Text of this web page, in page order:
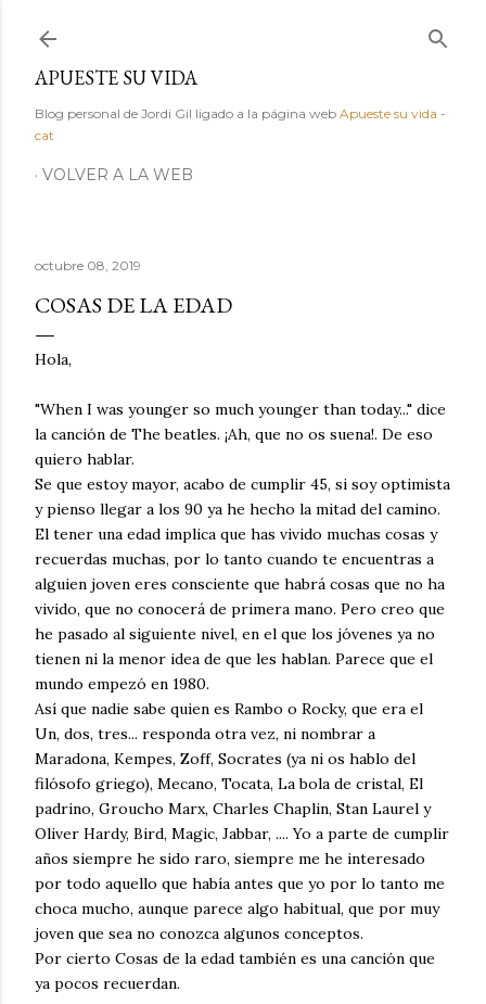
APUESTE SU VIDA
Blog personal de Jordi Gil ligado a la página web Apueste su vida -
cat
VOLVER A LA WEB
octubre 08, 2019
COSAS DE LA EDAD
Hola,
"When I was younger so much younger than today..." dice
la canción de The beatles. ¡Ah, que no os suena!. De eso
quiero hablar.
Se que estoy mayor, acabo de cumplir 45, si soy optimista
y pienso llegar a los 90 ya he hecho la mitad del camino.
El tener una edad implica que has vivido muchas cosas y
recuerdas muchas, por lo tanto cuando te encuentras a
alguien joven eres consciente que habrá cosas que no ha
vivido, que no conocerá de primera mano. Pero creo que
he pasado al siguiente nivel, en el que los jóvenes ya no
tienen ni la menor idea de que les hablan. Parece que el
mundo empezó en 1980.
Así que nadie sabe quien es Rambo o Rocky, que era el
Un, dos, tres... responda otra vez, ni nombrar a
Maradona, Kempes, Zoff, Socrates (ya ni os hablo del
filósofo griego), Mecano, Tocata, La bola de cristal, El
padrino, Groucho Marx, Charles Chaplin, Stan Laurel y
Oliver Hardy, Bird, Magic, Jabbar, .... Yo a parte de cumplir
años siempre he sido raro, siempre me he interesado
por todo aquello que había antes que yo por lo tanto me
choca mucho, aunque parece algo habitual, que por muy
joven que sea no conozca algunos conceptos.
Por cierto Cosas de la edad también es una canción que
ya pocos recuerdan.